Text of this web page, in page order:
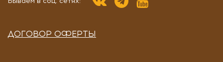
ДОГОВОР ОФЕРТЫ